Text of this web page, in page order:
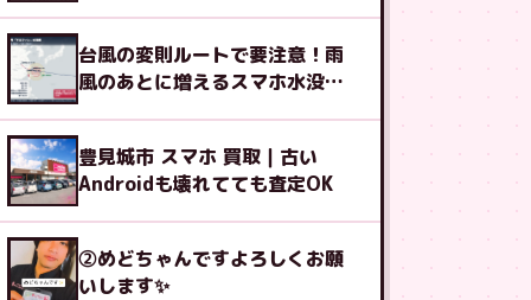
台風の変則ルートで要注意！雨
風のあとに増えるスマホ水没の
豊見城市 スマホ 買取｜古い
Androidも壊れてても査定OK
②めどちゃんですよろしくお願
いします✨